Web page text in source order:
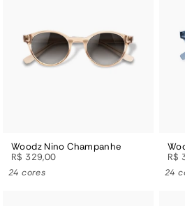
Woodz Nino Champanhe
R$ 329,00
24 cores
R$
24